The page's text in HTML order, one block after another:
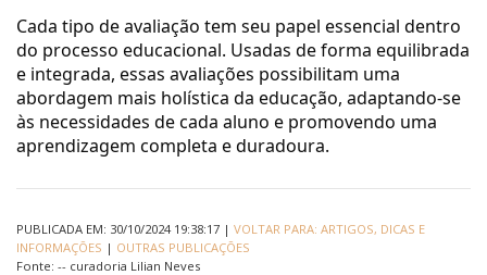
Cada tipo de avaliação tem seu papel essencial dentro
do processo educacional. Usadas de forma equilibrada
e integrada, essas avaliações possibilitam uma
abordagem mais holística da educação, adaptando-se
às necessidades de cada aluno e promovendo uma
aprendizagem completa e duradoura.
PUBLICADA EM: 30/10/2024 19:38:17 | VOLTAR PARA: ARTIGOS, DICAS E
INFORMAÇÕES | OUTRAS PUBLICAÇÕES
Fonte: -- curadoria Lilian Neves